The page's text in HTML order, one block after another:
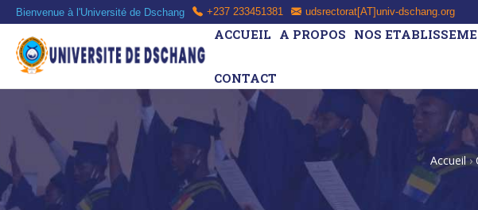
Bienvenue à l'Université de Dschang +237 233451381 udsrectorat[AT]univ-dschang.org
ACCUEIL A PROPOS NOS
CONTACT
Accueil›